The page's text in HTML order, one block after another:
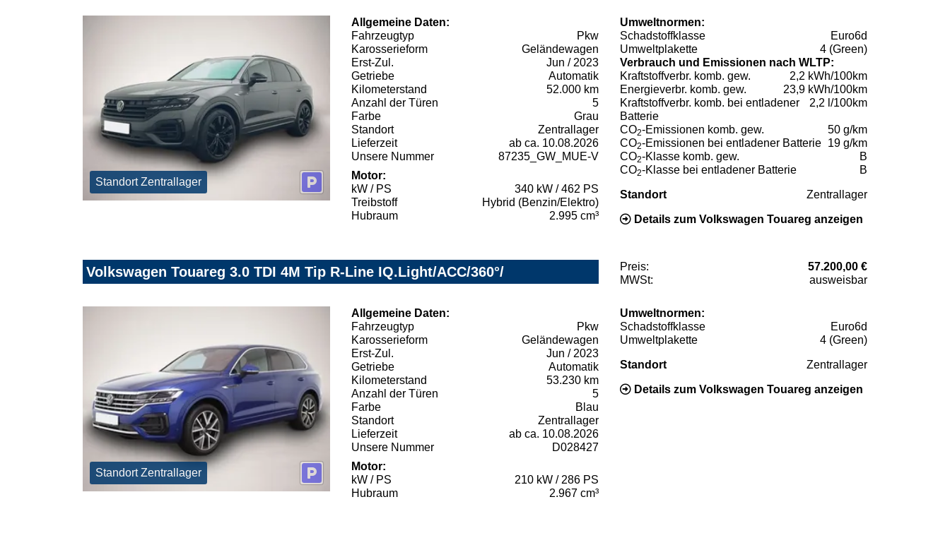
Standort Zentrallager
Allgemeine Daten:
Fahrzeugtyp
Pkw
Karosserieform
Geländewagen
Erst-Zul.
Jun / 2023
Getriebe
Automatik
Kilometerstand
52.000 km
Anzahl der Türen
5
Farbe
Grau
Standort
Zentrallager
Lieferzeit
ab ca. 10.08.2026
Unsere Nummer
87235_GW_MUE-V
Motor:
kW / PS
340 kW / 462 PS
Treibstoff
Hybrid (Benzin/Elektro)
Hubraum
2.995 cm³
Umweltnormen:
Schadstoffklasse
Euro6d
Umweltplakette
4 (Green)
Verbrauch und Emissionen nach WLTP:
Kraftstoffverbr. komb. gew.
2,2 kWh/100km
Energieverbr. komb. gew.
23,9 kWh/100km
Kraftstoffverbr. komb. bei entladener
Batterie
2,2 l/100km
CO2-Emissionen komb. gew.
50 g/km
CO2-Emissionen bei entladener Batterie 19 g/km
CO2-Klasse komb. gew.
B
CO2-Klasse bei entladener Batterie B
Standort Zentrallager
Details zum Volkswagen Touareg anzeigen
Volkswagen Touareg 3.0 TDI 4M Tip R-Line IQ.Light/ACC/360°/ Preis:
57.200,00 €
MWSt:
ausweisbar
Standort Zentrallager
Allgemeine Daten:
Fahrzeugtyp
Pkw
Karosserieform
Geländewagen
Erst-Zul.
Jun / 2023
Getriebe
Automatik
Kilometerstand
53.230 km
Anzahl der Türen
5
Farbe
Blau
Standort
Zentrallager
Lieferzeit
ab ca. 10.08.2026
Unsere Nummer
D028427
Motor:
kW / PS
210 kW / 286 PS
Hubraum
2.967 cm³
Umweltnormen:
Schadstoffklasse
Euro6d
Umweltplakette
4 (Green)
Standort Zentrallager
Details zum Volkswagen Touareg anzeigen